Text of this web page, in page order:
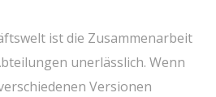
ist die Zusammenarbeit
unerlässlich. Wenn
Versionen